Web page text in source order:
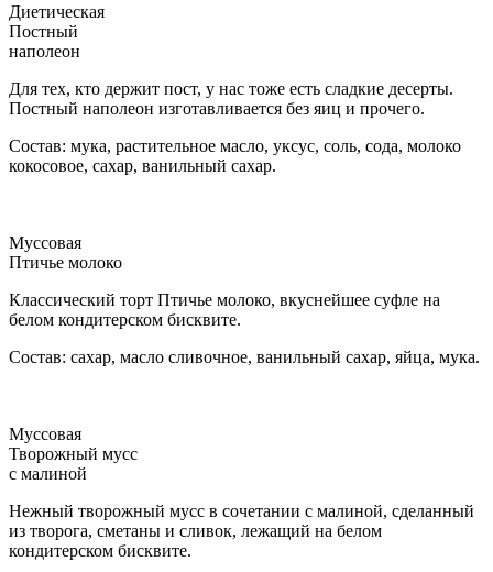
Диетическая
Постный
наполеон
Для тех, кто держит пост, у нас тоже есть сладкие десерты.
Постный наполеон изготавливается без яиц и прочего.
Состав: мука, растительное масло, уксус, соль, сода, молоко
кокосовое, сахар, ванильный сахар.
Муссовая
Птичье молоко
Классический торт Птичье молоко, вкуснейшее суфле на
белом кондитерском бисквите.
Состав: сахар, масло сливочное, ванильный сахар, яйца, мука.
Муссовая
Творожный мусс
с малиной
Нежный творожный мусс в сочетании с малиной, сделанный
из творога, сметаны и сливок, лежащий на белом
кондитерском бисквите.